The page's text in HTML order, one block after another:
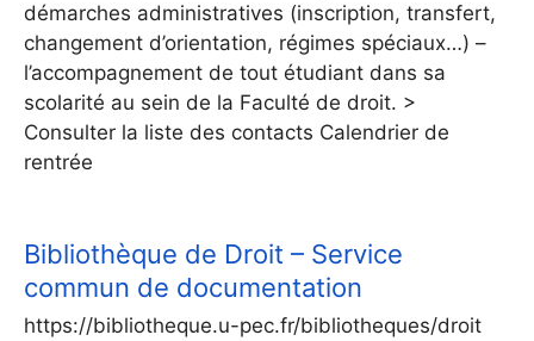
démarches administratives (inscription, transfert,
changement d’orientation, régimes spéciaux…) –
l’accompagnement de tout étudiant dans sa
scolarité au sein de la Faculté de droit. >
Consulter la liste des contacts Calendrier de
rentrée
Bibliothèque de Droit – Service
commun de documentation
https://bibliotheque.u-pec.fr/bibliotheques/droit